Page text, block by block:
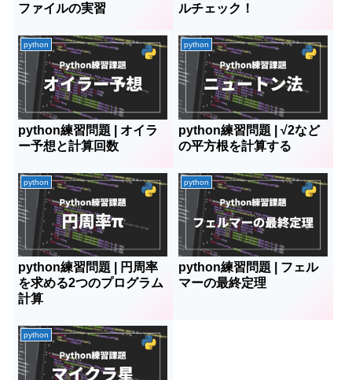
ファイルの実習
ルチェック！
python
python練習問題 | オイラ
ー予想と計算回数
python
python練習問題 | √2など
の平方根を計算する
python
python練習問題 | 円周率
を求める2つのプログラム
計算
python
python練習問題 | フェル
マーの最終定理
python